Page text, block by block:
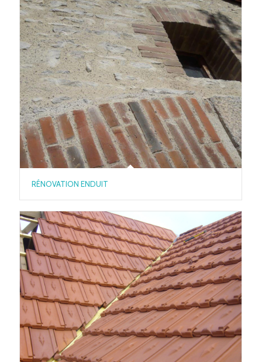
RÉNOVATION ENDUIT